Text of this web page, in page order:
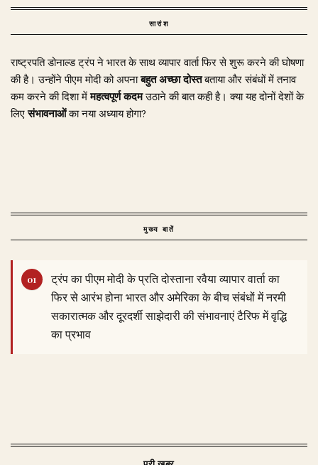
सारांश
राष्ट्रपति डोनाल्ड ट्रंप ने भारत के साथ व्यापार वार्ता फिर से शुरू करने की घोषणा
की है। उन्होंने पीएम मोदी को अपनाबहुत अच्छा दोस्तबताया और संबंधों में तनाव
कम करने की दिशा मेंमहत्वपूर्ण कदमउठाने की बात कही है। क्या यह दोनों देशों के
लिएसंभावनाओंका नया अध्याय होगा?
मुख्य बातें
ट्रंप का पीएम मोदी के प्रति दोस्ताना रवैया व्यापार वार्ता का
फिर से आरंभ होना भारत और अमेरिका के बीच संबंधों में नरमी
सकारात्मक और दूरदर्शी साझेदारी की संभावनाएं टैरिफ में वृद्धि
का प्रभाव